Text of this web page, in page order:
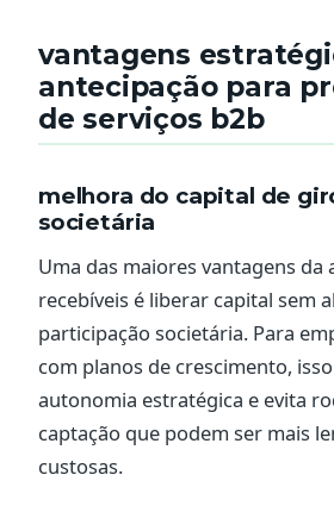
vantagens
antecipação para
de serviços b2b
melhora do capital de
societária
Uma das maiores vantagens da
recebíveis é liberar capital sem
participação societária. Para
com planos de crescimento,
autonomia estratégica e evita
captação que podem ser mais
custosas.